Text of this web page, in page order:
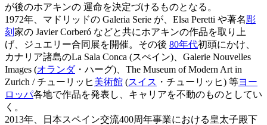
が後のホアキンの 運命を決定づけるものとなる。
1972年、マドリッドの Galeria Serie が、Elsa Peretti や著名彫
刻 家の Javier Corberó などと共にホアキンの作品を取り上
げ、ジュエリー合同展を開催。その後 80年代初頭にかけ、
カナリア諸島のLa Sala Conca (スぺイン)、Galerie Nouvelles
Images (オランダ・ハーグ)、The Museum of Modern Art in
Zurich / チューリッヒ 美術館 (スイス ・チューリッヒ) 等ヨー
ロッパ各地で作品を発表し、キャリアを不動のものとしてい
く。
2013年、⽇本スペイン交流400周年事業における皇太⼦殿下